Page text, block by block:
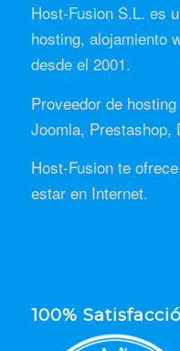
Host-Fusion S.L. es
hosting, alojamiento
desde el 2001.
Proveedor de
Joomla, Prestashop,
Host-Fusion te
estar en Internet.
100%